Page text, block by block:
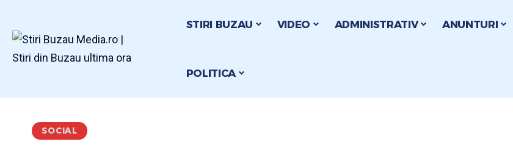
STIRI BUZAU VIDEO ADMINISTRATIV ANUNTURI
POLITICA
SOCIAL